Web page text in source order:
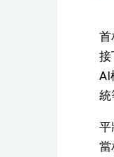
首
接
AI
統
平
當